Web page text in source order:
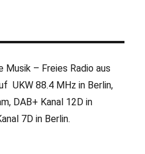
Musik – Freies Radio aus
UKW 88.4 MHz in Berlin,
DAB+ Kanal 12D in
7D in Berlin.